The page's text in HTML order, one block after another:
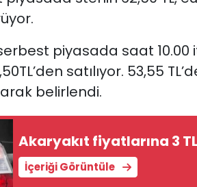
piyasada saat 10.00
satılıyor. 53,55
belirlendi.
Akaryakıt fiyatlarına 3
İçeriği Görüntüle